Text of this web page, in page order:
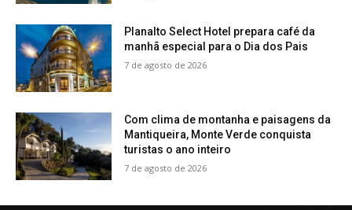
Planalto Select Hotel prepara café da
manhã especial para o Dia dos Pais
7 de agosto de 2026
Com clima de montanha e paisagens da
Mantiqueira, Monte Verde conquista
turistas o ano inteiro
7 de agosto de 2026